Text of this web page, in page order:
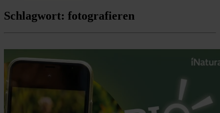
Schlagwort: fotografieren